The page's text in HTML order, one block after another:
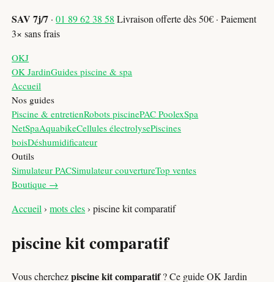
SAV 7j/7 ·01 89 62 38 58 Livraison offerte dès 50€ · Paiement
3× sans frais
OKJ
OK JardinGuides piscine & spa
Accueil
Nos guides
Piscine & entretienRobots piscinePAC PoolexSpa
NetSpaAquabikeCellules électrolysePiscines
boisDéshumidificateur
Outils
Simulateur PACSimulateur couvertureTop ventes
Boutique →
Accueil ›mots cles›piscine kit comparatif
piscine kit comparatif
Vous cherchezpiscine kit comparatif? Ce guide OK Jardin